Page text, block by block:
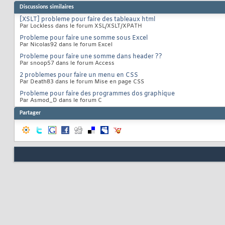
Discussions similaires
[XSLT] probleme pour faire des tableaux html
Par Lockless dans le forum XSL/XSLT/XPATH
Probleme pour faire une somme sous Excel
Par Nicolas92 dans le forum Excel
Probleme pour faire une somme dans header ??
Par snoop57 dans le forum Access
2 problemes pour faire un menu en CSS
Par Death83 dans le forum Mise en page CSS
Probleme pour faire des programmes dos graphique
Par Asmod_D dans le forum C
Partager